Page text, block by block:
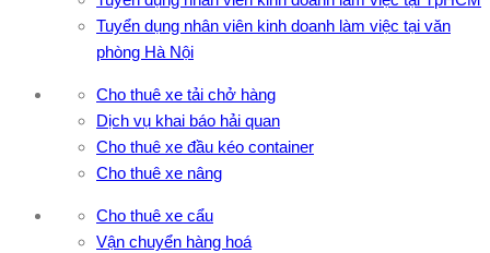
Tuyển dụng nhân viên kinh doanh làm việc tại văn
phòng Hà Nội
Cho thuê xe tải chở hàng
Dịch vụ khai báo hải quan
Cho thuê xe đầu kéo container
Cho thuê xe nâng
Cho thuê xe cẩu
Vận chuyển hàng hoá